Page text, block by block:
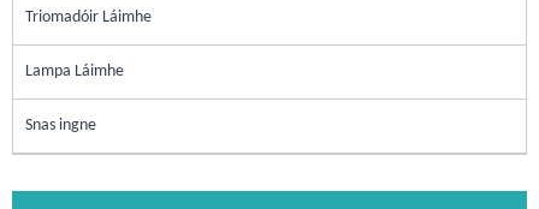
Triomadóir Láimhe
Lampa Láimhe
Snas ingne